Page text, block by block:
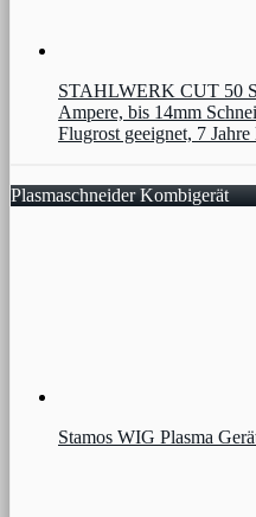
STAHLWERK CUT 50
Ampere, bis 14mm
Flugrost geeignet, 7
Plasmaschneider Kombigerät
Stamos WIG Plasma